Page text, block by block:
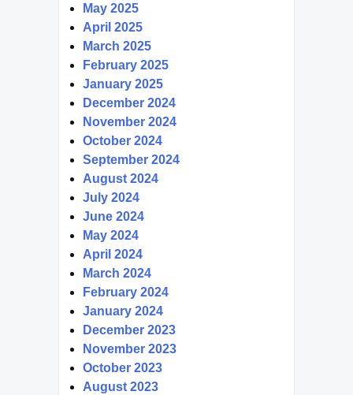
May 2025
April 2025
March 2025
February 2025
January 2025
December 2024
November 2024
October 2024
September 2024
August 2024
July 2024
June 2024
May 2024
April 2024
March 2024
February 2024
January 2024
December 2023
November 2023
October 2023
August 2023